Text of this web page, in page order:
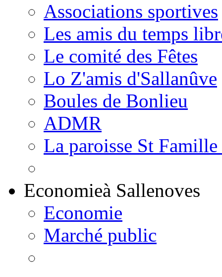
Associations sportives
Les amis du temps
Le comité des Fêtes
Lo Z'amis d'Sallanûve
Boules de Bonlieu
ADMR
La paroisse St
Economieà Sallenoves
Economie
Marché public